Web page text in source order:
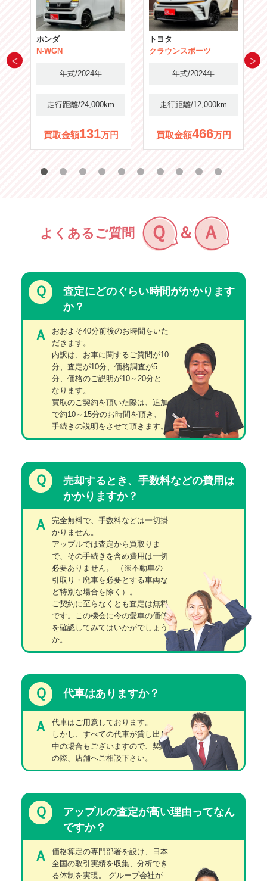
ホンダ
N-WGN
年式/2024年
走行距離/24,000km
買取金額131万円
トヨタ
クラウンスポーツ
年式/2024年
走行距離/12,000km
買取金額466万円
よくあるご質問 Ｑ ＆ Ａ
Ｑ
査定にどのぐらい時間がかかります
か？
Ａ
おおよそ40分前後のお時間をいた
だきます。
内訳は、お車に関するご質問が10
分、査定が10分、価格調査が5
分、価格のご説明が10～20分と
なります。
買取のご契約を頂いた際は、追加
で約10～15分のお時間を頂き、
手続きの説明をさせて頂きます。
Ｑ
売却するとき、手数料などの費用は
かかりますか？
Ａ
完全無料で、手数料などは一切掛
かりません。
アップルでは査定から買取りま
で、その手続きを含め費用は一切
必要ありません。
（※不動車の
引取り・廃車を必要とする車両な
ど特別な場合を除く）。
ご契約に至らなくとも査定は無料
です。この機会に今の愛車の価値
を確認してみてはいかがでしょう
か。
Ｑ 代車はありますか？
Ａ
代車はご用意しております。
しかし、すべての代車が貸し出し
中の場合もございますので、契約
の際、店舗へご相談下さい。
Ｑ
アップルの査定が高い理由ってなん
ですか？
Ａ
価格算定の専門部署を設け、日本
全国の取引実績を収集、分析でき
る体制を実現。 グループ会社が